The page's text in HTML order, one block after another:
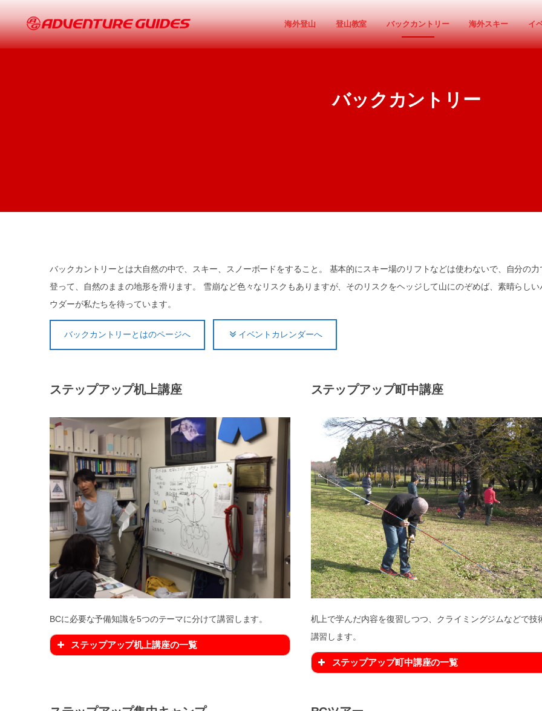
海外登山 登山教室 バックカントリー 海外スキー イ
バックカントリー
バックカントリーとは大自然の中で、スキー、スノーボードをすること。 基本的にスキー場のリフトなどは使わないで、自分の力
登って、自然のままの地形を滑ります。 雪崩など色々なリスクもありますが、そのリスクをヘッジして山にのぞめば、素晴らしい
ウダーが私たちを待っています。
バックカントリーとはのページへ イベントカレンダーへ
ステップアップ机上講座
BCに必要な予備知識を5つのテーマに分けて講習します。
ステップアップ机上講座の一覧
ステップアップ町中講座
机上で学んだ内容を復習しつつ、クライミングジムなどで技
講習します。
ステップアップ町中講座の一覧